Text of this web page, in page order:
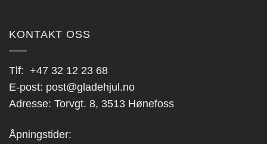
KONTAKT OSS
Tlf: +47 32 12 23 68
E-post: post@gladehjul.no
Adresse: Torvgt. 8, 3513 Hønefoss
Åpningstider: